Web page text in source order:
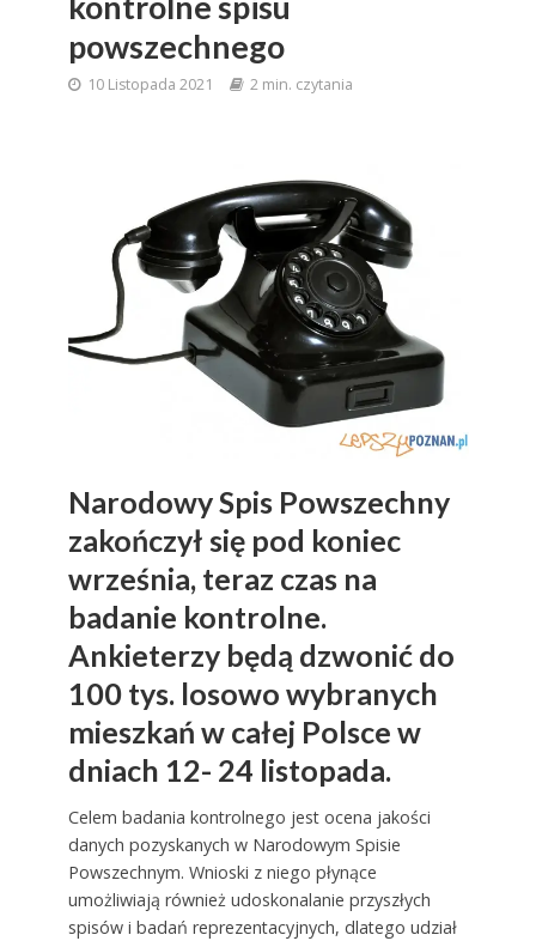
powszechnego
10 Listopada 2021 2 min. czytania
Narodowy Spis Powszechny
zakończył się pod koniec
września, teraz czas na
badanie kontrolne.
Ankieterzy będą dzwonić do
100 tys. losowo wybranych
mieszkań w całej Polsce w
dniach 12- 24 listopada.
Celem badania kontrolnego jest ocena jakości
danych pozyskanych w Narodowym Spisie
Powszechnym. Wnioski z niego płynące
umożliwiają również udoskonalanie przyszłych
spisów i badań reprezentacyjnych, dlatego udział